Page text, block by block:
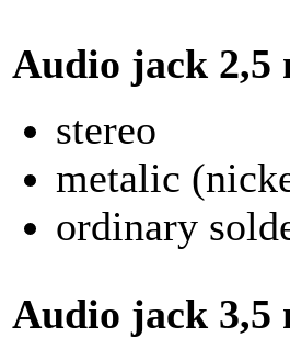
Audio jack 2,5
stereo
metalic
ordinary
Audio jack 3,5